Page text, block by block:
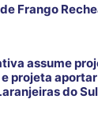
Frango
assume
projeta
do